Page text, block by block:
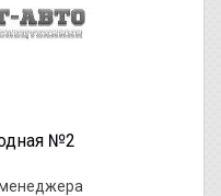
№2
менеджера